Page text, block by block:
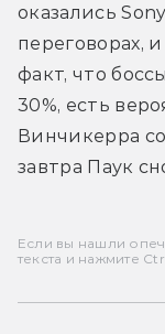
оказались
переговорах,
факт, что
30%, есть
Винчикерра
завтра Паук
Если вы нашли
текста и нажмите